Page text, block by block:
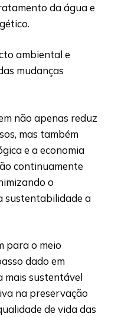
da água e
ambiental e
mudanças
não apenas reduz
mas também
e a economia
continuamente
o
sustentabilidade a
para o meio
dado em
mais sustentável
na preservação
de vida das